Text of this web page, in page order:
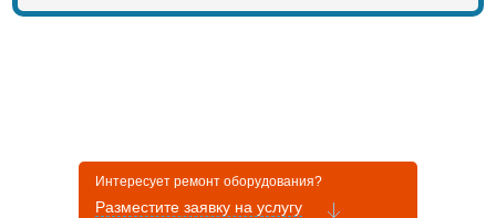
Интересует ремонт оборудования?
Разместите заявку на услугу